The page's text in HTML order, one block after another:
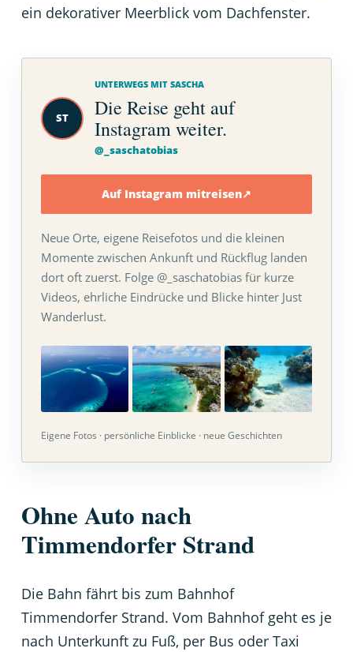
ein dekorativer Meerblick vom Dachfenster.
ST
UNTERWEGS MIT SASCHA
Die Reise geht auf
Instagram weiter.
@_saschatobias
Auf Instagram mitreisen↗
Neue Orte, eigene Reisefotos und die kleinen
Momente zwischen Ankunft und Rückflug landen
dort oft zuerst. Folge @_saschatobias für kurze
Videos, ehrliche Eindrücke und Blicke hinter Just
Wanderlust.
Eigene Fotos · persönliche Einblicke · neue Geschichten
Ohne Auto nach
Timmendorfer Strand
Die Bahn fährt bis zum Bahnhof
Timmendorfer Strand. Vom Bahnhof geht es je
nach Unterkunft zu Fuß, per Bus oder Taxi